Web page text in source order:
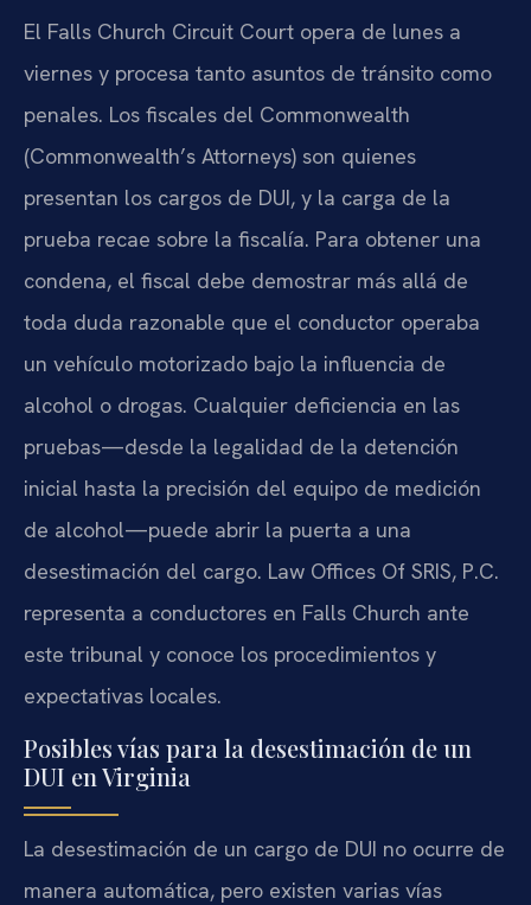
El Falls Church Circuit Court opera de lunes a
viernes y procesa tanto asuntos de tránsito como
penales. Los fiscales del Commonwealth
(Commonwealth’s Attorneys) son quienes
presentan los cargos de DUI, y la carga de la
prueba recae sobre la fiscalía. Para obtener una
condena, el fiscal debe demostrar más allá de
toda duda razonable que el conductor operaba
un vehículo motorizado bajo la influencia de
alcohol o drogas. Cualquier deficiencia en las
pruebas—desde la legalidad de la detención
inicial hasta la precisión del equipo de medición
de alcohol—puede abrir la puerta a una
desestimación del cargo. Law Offices Of SRIS, P.C.
representa a conductores en Falls Church ante
este tribunal y conoce los procedimientos y
expectativas locales.
Posibles vías para la desestimación de un
DUI en Virginia
La desestimación de un cargo de DUI no ocurre de
manera automática, pero existen varias vías